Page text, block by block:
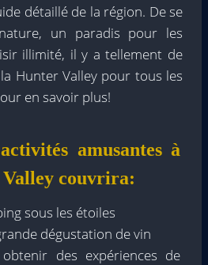
détaillé de la région. De se
un paradis pour les
illimité, il y a tellement de
Hunter Valley pour tous les
en savoir plus!
amusantes à
couvrira:
sous les étoiles
dégustation de vin
des expériences de